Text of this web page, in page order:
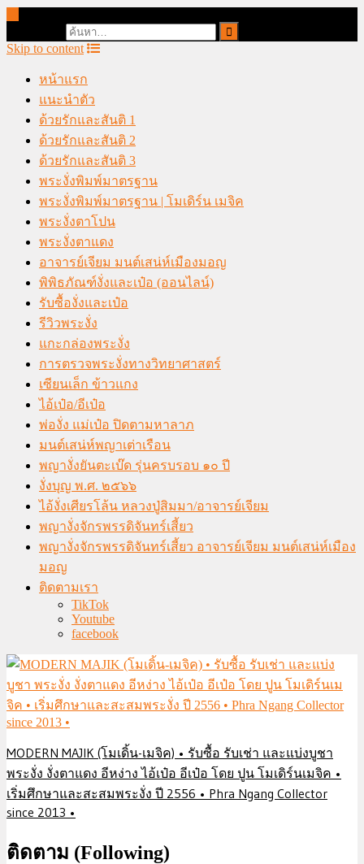
Skip to content
หน้าแรก
แนะนำตัว
ด้วยรักและสันติ 1
ด้วยรักและสันติ 2
ด้วยรักและสันติ 3
พระงั่งพิมพ์มาตรฐาน
พระงั่งพิมพ์มาตรฐาน | โมเดิร์น เมจิค
พระงั่งตาโปน
พระงั่งตาแดง
อาจารย์เจียม มนต์เสน่ห์เมืองมอญ
พิพิธภัณฑ์งั่งและเป๋อ (ออนไลน์)
รับซื้องั่งและเป๋อ
รีวิวพระงั่ง
แกะกล่องพระงั่ง
การตรวจพระงั่งทางวิทยาศาสตร์
เซียนเล็ก ข้าวแกง
ไอ้เป๋อ/อีเป๋อ
พ่องั่ง แม่เป๋อ ปิดตามหาลาภ
มนต์เสน่ห์พญาเต่าเรือน
พญางั่งยันตะเบ๊ด รุ่นครบรอบ ๑๐ ปี
งั่งบุญ พ.ศ. ๒๕๖๖
ไอ้งั่งเศียรโล้น หลวงปู่สิมมา/อาจารย์เจียม
พญางั่งจักรพรรดิจันทร์เสี้ยว
พญางั่งจักรพรรดิจันทร์เสี้ยว อาจารย์เจียม มนต์เสน่ห์เมือง
มอญ
ติดตามเรา
TikTok
Youtube
facebook
MODERN MAJIK (โมเดิ้น-เมจิค) • รับซื้อ รับเช่า และแบ่งบูชา
พระงั่ง งั่งตาแดง อีหง่าง ไอ้เป๋อ อีเป๋อ โดย ปูน โมเดิร์นเมจิค •
เริ่มศึกษาและสะสมพระงั่ง ปี 2556 • Phra Ngang Collector
since 2013 •
ติดตาม (Following)